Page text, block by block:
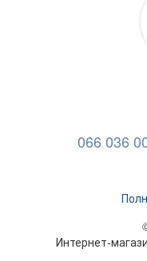
066 036
Интернет-